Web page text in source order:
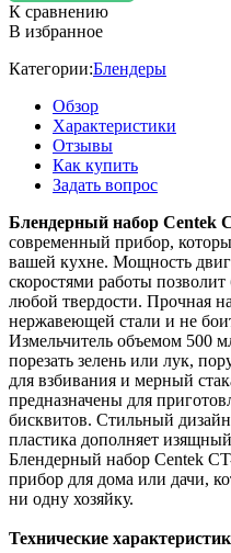
К сравнению
В избранное
Категории:Блендеры
Обзор
Характеристики
Отзывы
Как купить
Задать вопрос
Блендерный набор Centek
современный прибор,
вашей кухне. Мощность
скоростями работы
любой твердости. Прочная
нержавеющей стали и не
Измельчитель объемом 500
порезать зелень или лук,
для взбивания и мерный
предназначены для
бисквитов. Стильный
пластика дополняет
Блендерный набор Centek
прибор для дома или дачи,
ни одну хозяйку.
Технические